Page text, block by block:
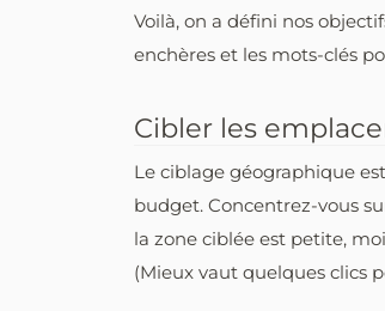
Voilà, on a défini nos
enchères et les mots-clés
Cibler les
Le ciblage géographique
budget. Concentrez-vous
la zone ciblée est petite,
(Mieux vaut quelques clics